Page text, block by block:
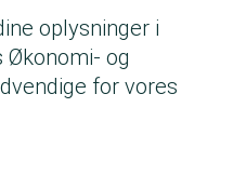
oplysninger i
Økonomi- og
for vores